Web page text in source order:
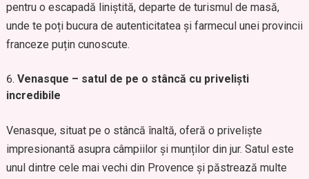
pentru o escapadă liniștită, departe de turismul de masă,
unde te poți bucura de autenticitatea și farmecul unei provincii
franceze puțin cunoscute.
Venasque – satul de pe o stâncă cu priveliști
incredibile
Venasque, situat pe o stâncă înaltă, oferă o priveliște
impresionantă asupra câmpiilor și munților din jur. Satul este
unul dintre cele mai vechi din Provence și păstrează multe